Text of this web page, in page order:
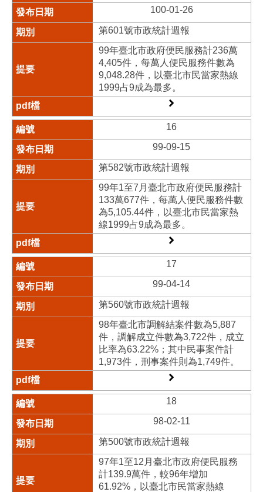
100-01-26
第601號市政統計週報
99年臺北市政府便民服務計236萬
4,405件，每萬人便民服務件數為
9,048.28件，以臺北市民當家熱線
1999占9成為最多。
16
99-09-15
第582號市政統計週報
99年1至7月臺北市政府便民服務計
133萬677件，每萬人便民服務件數
為5,105.44件，以臺北市民當家熱
線1999占9成為最多。
17
99-04-14
第560號市政統計週報
98年臺北市調解結案件數為5,887
件，調解成立件數為3,722件，成立
比率為63.22%；其中民事案件計
1,973件，刑事案件則為1,749件。
18
98-02-11
第500號市政統計週報
97年1至12月臺北市政府便民服務
計139.9萬件，較96年增加
61.92%，以臺北市民當家熱線